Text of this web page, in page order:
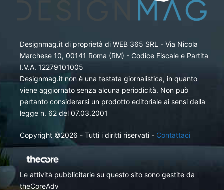
Designmag.it di proprietà di WEB 365 SRL - Via Nicola
Marchese 10, 00141 Roma (RM) - Codice Fiscale e Partita
I.V.A. 12279101005
Designmag.it non è una testata giornalistica, in quanto
viene aggiornato senza alcuna periodicità. Non può
pertanto considerarsi un prodotto editoriale ai sensi della
legge n. 62 del 07.03.2001
Copyright ©2026 - Tutti i diritti riservati - Contattaci
Le attività pubblicitarie su questo sito sono gestite da
theCoreAdv